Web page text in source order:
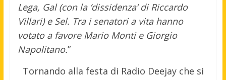
Lega, Gal (con la ‘dissidenza’ di Riccardo
Villari) e Sel. Tra i senatori a vita hanno
votato a favore Mario Monti e Giorgio
Napolitano.”
Tornando alla festa di Radio Deejay che si